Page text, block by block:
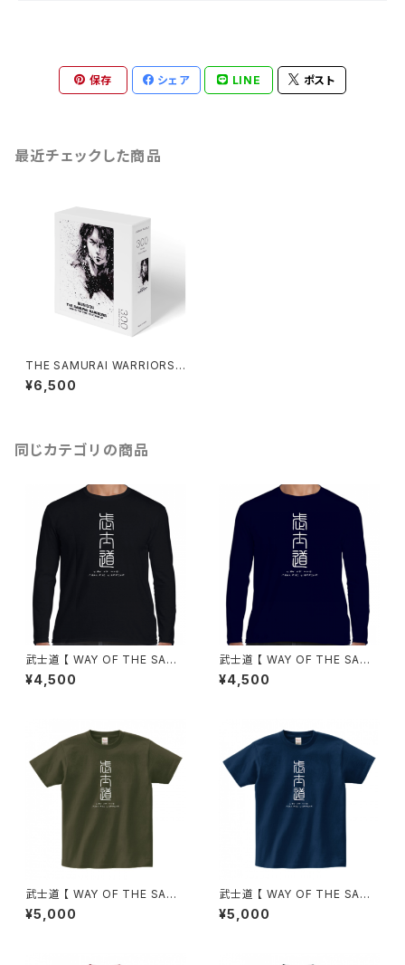
保存 シェア LINE ポスト
最近チェックした商品
THE SAMURAI WARRIORS
【 破図留（パズル）】
¥6,500
同じカテゴリの商品
武士道 【 WAY OF THE SAMU
RAI WARRIOR 】（長袖Tシャ
ツ）ブラック
¥4,500
武士道 【 WAY OF THE SAMU
RAI WARRIOR 】（長袖Tシャ
ツ）ネイビー
¥4,500
武士道 【 WAY OF THE SAMU
RAI WARRIOR 】（Tシャツ）ア
ーミーグリーン
¥5,000
武士道 【 WAY OF THE SAMU
RAI WARRIOR 】（Tシャツ）メト
ロブルー
¥5,000